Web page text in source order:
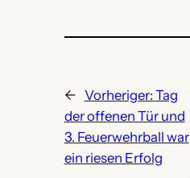
← Vorheriger: Tag
der offenen Tür und
3. Feuerwehrball war
ein riesen Erfolg